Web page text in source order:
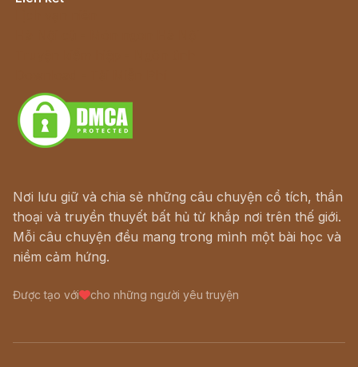
Nơi lưu giữ và chia sẻ những câu chuyện cổ tích, thần
thoại và truyền thuyết bất hủ từ khắp nơi trên thế giới.
Mỗi câu chuyện đều mang trong mình một bài học và
niềm cảm hứng.
Được tạo với cho những người yêu truyện